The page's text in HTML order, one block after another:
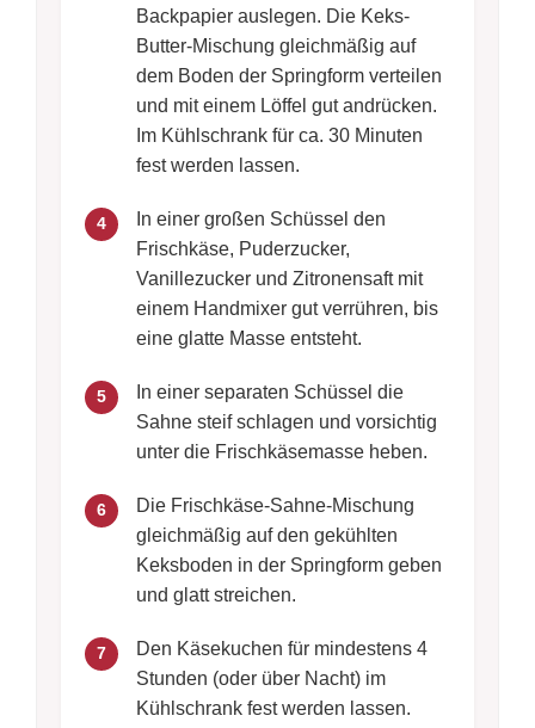
Backpapier auslegen. Die Keks-
Butter-Mischung gleichmäßig auf
dem Boden der Springform verteilen
und mit einem Löffel gut andrücken.
Im Kühlschrank für ca. 30 Minuten
fest werden lassen.
4
In einer großen Schüssel den
Frischkäse, Puderzucker,
Vanillezucker und Zitronensaft mit
einem Handmixer gut verrühren, bis
eine glatte Masse entsteht.
5
In einer separaten Schüssel die
Sahne steif schlagen und vorsichtig
unter die Frischkäsemasse heben.
6
Die Frischkäse-Sahne-Mischung
gleichmäßig auf den gekühlten
Keksboden in der Springform geben
und glatt streichen.
7
Den Käsekuchen für mindestens 4
Stunden (oder über Nacht) im
Kühlschrank fest werden lassen.